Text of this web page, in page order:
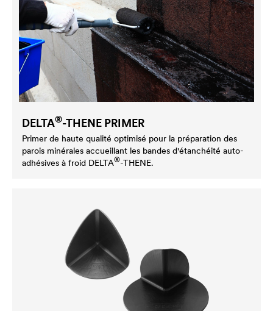
DELTA®-THENE PRIMER
Primer de haute qualité optimisé pour la préparation des
parois minérales accueillant les bandes d'étanchéité auto-
adhésives à froid DELTA®-THENE.